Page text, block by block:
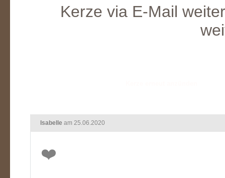
Kerze via E-Mail
Isabelle am 25.06.2020
❤️